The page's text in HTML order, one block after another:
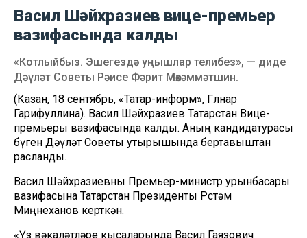
Васил Шәйхразиев вице-премьер
вазифасында калды
«Котлыйбыз. Эшегездә уңышлар телибез», — диде
Дәүләт Советы Рәисе Фәрит Мөхәммәтшин.
(Казан, 18 сентябрь, «Татар-информ», Гөлнар
Гарифуллина). Васил Шәйхразиев Татарстан Вице-
премьеры вазифасында калды. Аның кандидатурасы
бүген Дәүләт Советы утырышында бертавыштан
расланды.
Васил Шәйхразиевны Премьер-министр урынбасары
вазифасына Татарстан Президенты Рөстәм
Миңнеханов керткән.
«Үз вәкаләтләре кысаларында Васил Гаязович